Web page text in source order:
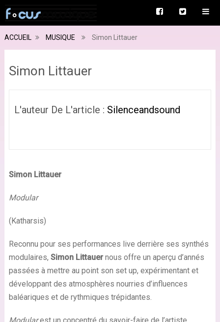
ACCUEIL MUSIQUE Simon Littauer
Simon Littauer
L'auteur De L'article : Silenceandsound
Simon Littauer
Modular
(Katharsis)
Reconnu pour ses performances live derrière ses synthés
modulaires, Simon Littauernous offre un aperçu d’annés
passées à mettre au point son set up, expérimentant et
développant des atmosphères nourries d’influences
baléariques et de rythmiques trépidantes.